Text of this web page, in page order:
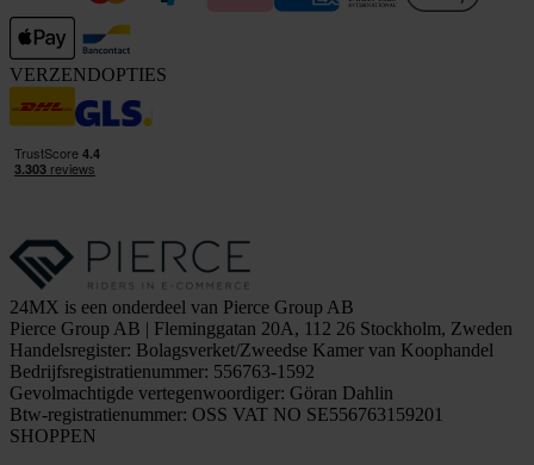
VERZENDOPTIES
24MX is een onderdeel van Pierce Group AB
Pierce Group AB | Fleminggatan 20A, 112 26 Stockholm, Zweden
Handelsregister: Bolagsverket/Zweedse Kamer van Koophandel
Bedrijfsregistratienummer: 556763-1592
Gevolmachtigde vertegenwoordiger: Göran Dahlin
Btw-registratienummer: OSS VAT NO SE556763159201
SHOPPEN